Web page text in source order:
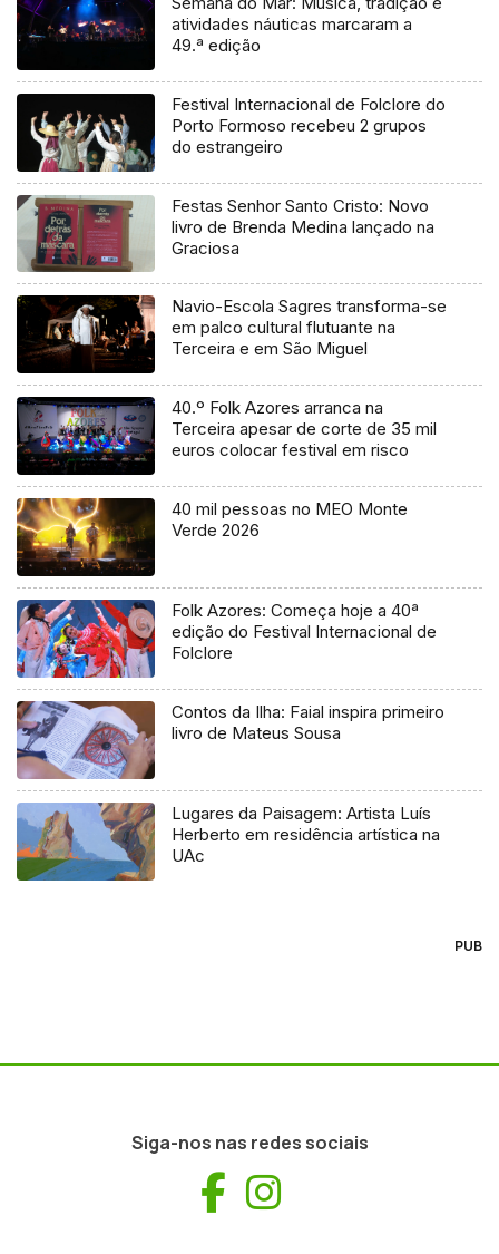
atividades náuticas marcaram a
49.ª edição
Festival Internacional de Folclore do
Porto Formoso recebeu 2 grupos
do estrangeiro
Festas Senhor Santo Cristo: Novo
livro de Brenda Medina lançado na
Graciosa
Navio-Escola Sagres transforma-se
em palco cultural flutuante na
Terceira e em São Miguel
40.º Folk Azores arranca na
Terceira apesar de corte de 35 mil
euros colocar festival em risco
40 mil pessoas no MEO Monte
Verde 2026
Folk Azores: Começa hoje a 40ª
edição do Festival Internacional de
Folclore
Contos da Ilha: Faial inspira primeiro
livro de Mateus Sousa
Lugares da Paisagem: Artista Luís
Herberto em residência artística na
UAc
PUB
Siga-nos nas redes sociais
Facebook